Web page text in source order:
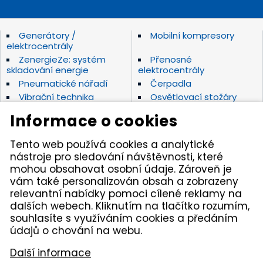
Generátory /
elektrocentrály
Mobilní kompresory
ZenergieZe: systém
skladování energie
Přenosné
elektrocentrály
Pneumatické nářadí
Čerpadla
Vibrační technika
Osvětlovací stožáry
Hydraulické nářadí
Motorová kladiva
Závěsná hydraulická
kladiva
Zahradní technika
Akumulátorové stroje
Značky
Kámen Brno, spol. s r.o. – spolehlivý partner pro
opravdové řemeslníky. Zajišťujeme autorizovaný servis
pracovních strojů i nářadí, a provozujeme půjčovnu
nářadí v Tišnově. Specializujeme se na prodej nářadí
značek Permon, Atlas Copco, Husqvarna, Makita, NTC,
a zahradní techniky Dolmar aj. Dodáváme kamenivo
z našich vlastních lomů.
Informace o cookies
Tento web používá cookies a analytické
nástroje pro sledování návštěvnosti, které
mohou obsahovat osobní údaje. Zároveň je
vám také personalizován obsah a zobrazeny
relevantní nabídky pomoci cílené reklamy na
dalších webech. Kliknutím na tlačítko rozumím,
souhlasíte s využíváním cookies a předáním
údajů o chování na webu.
Další informace